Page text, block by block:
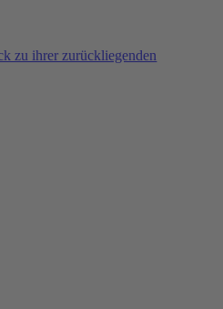
zu ihrer zurückliegenden